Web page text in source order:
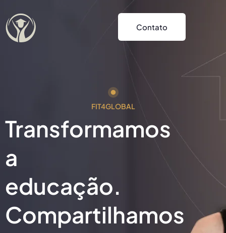
Contato
FIT4GLOBAL
Transformamos
a
educação.
Compartilhamos